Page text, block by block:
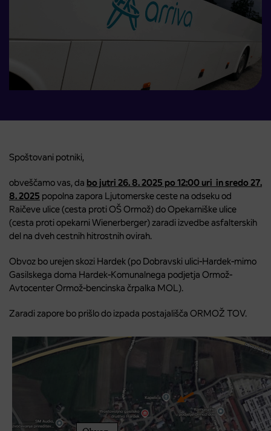
Spoštovani potniki,
obveščamo vas, da bo jutri 26. 8. 2025 po 12:00 uri in sredo 27.
8. 2025 popolna zapora Ljutomerske ceste na odseku od
Raičeve ulice (cesta proti OŠ Ormož) do Opekarniške ulice
(cesta proti opekarni Wienerberger) zaradi izvedbe asfalterskih
del na dveh cestnih hitrostnih ovirah.
Obvoz bo urejen skozi Hardek (po Dobravski ulici-Hardek-mimo
Gasilskega doma Hardek-Komunalnega podjetja Ormož-
Avtocenter Ormož-bencinska črpalka MOL).
Zaradi zapore bo prišlo do izpada postajališča ORMOŽ TOV.